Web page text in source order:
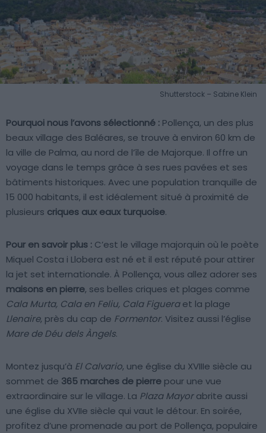
Shutterstock – Sabine Klein
Pourquoi nous l’avons sélectionné : Pollença, un des plus
beaux village des Baléares, se trouve à environ 60 km de
la ville de Palma, au nord de l’île de Majorque. Il offre un
voyage dans le temps grâce à ses rues pavées et ses
bâtiments historiques. Avec une population tranquille de
15 000 habitants, il est idéalement situé à proximité de
plusieurs criques aux eaux turquoise.
Pour en savoir plus : C’est le village majorquin où le poète
Miquel Costa i Llobera est né et il est réputé pour attirer
la jet set internationale. À Pollença, vous allez adorer ses
maisons en pierre, ses belles criques et plages comme
Cala Murta, Cala en Feliu, Cala Figueraet la plage
Llenaire, près du cap de Formentor. Visitez aussi l’église
Mare de Déu dels Àngels.
Montez jusqu’à El Calvario, une église du XVIIIe siècle au
sommet de 365 marches de pierre pour une vue
extraordinaire sur le village. La Plaza Mayorabrite aussi
une église du XVIIe siècle qui vaut le détour. En soirée,
profitez d’une promenade au port de Pollença, populaire